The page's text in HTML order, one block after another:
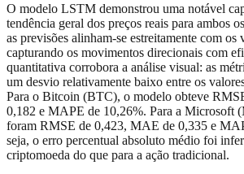
O modelo LSTM demonstrou uma notável
tendência geral dos preços reais para ambos
as previsões alinham-se estreitamente com os
capturando os movimentos direcionais com
quantitativa corrobora a análise visual: as
um desvio relativamente baixo entre os
Para o Bitcoin (BTC), o modelo obteve
0,182 e MAPE de 10,26%. Para a Microsoft
foram RMSE de 0,423, MAE de 0,335 e
seja, o erro percentual absoluto médio foi
criptomoeda do que para a ação tradicional.